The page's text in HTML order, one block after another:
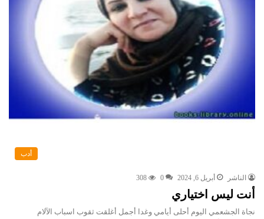
أدب
الناشر أبريل 6, 2024 0
308
أنت ليس اختياري
نجاة الجشعمي اليوم أحلى أيامي وغدا أجمل أغلقت ثقوب اسباب الآلام